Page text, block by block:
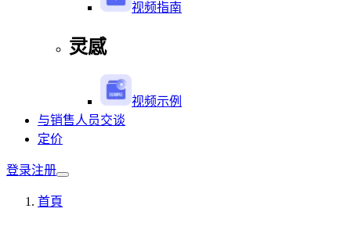
视频指南
灵感
视频示例
与销售人员交谈
定价
登录注册
首頁